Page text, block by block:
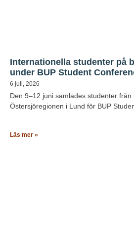
Internationella studenter på
under BUP Student
6 juli, 2026
Den 9–12 juni samlades studenter från
Östersjöregionen i Lund för BUP
Läs mer »